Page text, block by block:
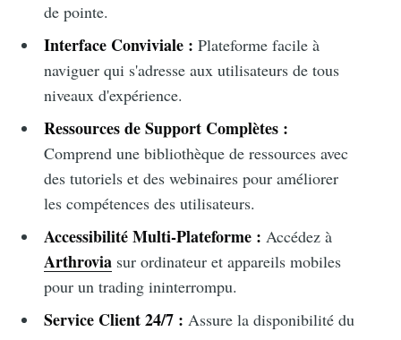
de pointe.
Interface Conviviale : Plateforme facile à
naviguer qui s'adresse aux utilisateurs de tous
niveaux d'expérience.
Ressources de Support Complètes :
Comprend une bibliothèque de ressources avec
des tutoriels et des webinaires pour améliorer
les compétences des utilisateurs.
Accessibilité Multi-Plateforme : Accédez à
Arthroviasur ordinateur et appareils mobiles
pour un trading ininterrompu.
Service Client 24/7 : Assure la disponibilité du